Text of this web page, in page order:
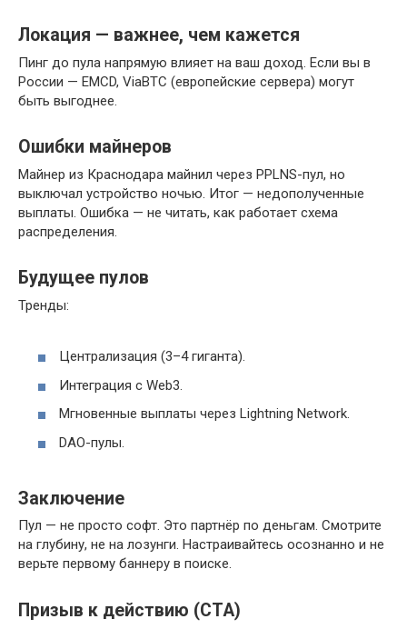
Локация — важнее, чем кажется
Пинг до пула напрямую влияет на ваш доход. Если вы в
России — EMCD, ViaBTC (европейские сервера) могут
быть выгоднее.
Ошибки майнеров
Майнер из Краснодара майнил через PPLNS-пул, но
выключал устройство ночью. Итог — недополученные
выплаты. Ошибка — не читать, как работает схема
распределения.
Будущее пулов
Тренды:
Централизация (3–4 гиганта).
Интеграция с Web3.
Мгновенные выплаты через Lightning Network.
DAO-пулы.
Заключение
Пул — не просто софт. Это партнёр по деньгам. Смотрите
на глубину, не на лозунги. Настраивайтесь осознанно и не
верьте первому баннеру в поиске.
Призыв к действию (CTA)